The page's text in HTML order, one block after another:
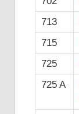
713
715
725
725 A